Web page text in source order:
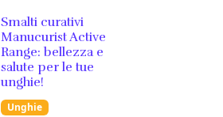
Smalti curativi
Manucurist Active
Range: bellezza e
salute per le tue
unghie!
Unghie